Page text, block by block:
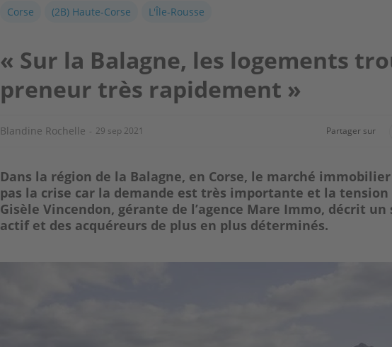
Corse (2B) Haute-Corse L'Île-Rousse
« Sur la Balagne, les logements
preneur très rapidement »
Blandine Rochelle 29 sep 2021 Partager sur
Dans la région de la Balagne, en Corse, le marché
pas la crise car la demande est très importante et la tension
Gisèle Vincendon, gérante de l’agence Mare Immo, décrit un
actif et des acquéreurs de plus en plus déterminés.